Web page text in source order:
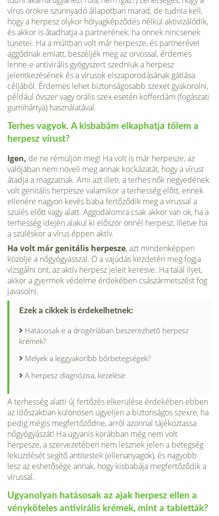
vírus örökre szunnyadó állapotban marad, de tudnia kell,
hogy a herpesz olykor hólyagképződés nélkül aktivizálódik,
és akkor is átadhatja a partnerének, ha önnek nincsenek
tünetei. Ha a múltban volt már herpesze, és partnerével
aggódnak emiatt, beszéljék meg az orvossal, érdemes
lenne-e antivirális gyógyszert szedniük a herpesz
jelentkezésének és a vírusok elszaporodásának gátlása
céljából. Érdemes lehet biztonságosabb szexet gyakorolni,
például óvszer vagy orális szex esetén kofferdám (fogászati
gumihártya) használatával.
Terhes vagyok. A kisbabám elkaphatja tőlem a
herpesz vírust?
Igen, de ne rémüljön meg! Ha volt is már herpesze, az
valójában nem növeli meg annak kockázatát, hogy a vírust
átadja a magzatnak. Ami azt illeti, a terhes nők negyedének
volt genitális herpesze valamikor a terhesség előtt, ennek
ellenére nagyon kevés baba fertőződik meg a vírussal a
szülés előtt vagy alatt. Aggodalomra csak akkor van ok, ha a
terhesség idején alakul ki először önnél herpesz, illetve ha
a szüléskor a vírus éppen aktív.
Ha volt már genitális herpesze, azt mindenképpen
közölje a nőgyógyásszal. Ö a vajúdás kezdetén meg fogja
vizsgálni önt, az aktív herpesz jeleit keresve. Ha talál ilyet,
akkor a gyermek védelme érdekében császármetszést fog
javasolni.
Ezek a cikkek is érdekelhetnek:
Hatásosak-e a drogériában beszerezhető herpesz
krémek?
Melyek a leggyakoribb bőrbetegségek?
A herpesz diagnózisa, kezelése
A terhesség alatti új fertőzés elkerülése érdekében ebben
az időszakban különösen ügyeljen a biztonságos szexre, ha
pedig mégis megfertőződne, arról azonnal tájékoztassa
nőgyógyászát! Ha ugyanis korábban még nem volt
herpesze, a szervezetében nem lesznek jelen a betegség
leküzdését segítő antitestek (ellenanyagok), és nagyobb
lesz az eshetősége annak, hogy kisbabája megfertőződik a
vírussal.
Ugyanolyan hatásosak az ajak herpesz ellen a
vényköteles antivirális krémek, mint a tabletták?